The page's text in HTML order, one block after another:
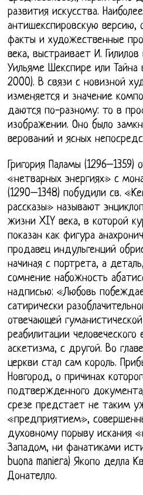
развития искусства.
антишекспировскую версию,
факты и художественные
века, выстраивает И.
Уильяме Шекспире или
2000). В связи с новизной
изменяется и значение
даются по-разному: то в
изображении. Оно было
верований и ясных
Григория Паламы (1296–1359)
«нетварных энергиях» с
(1290–1348) побудили св.
рассказы» называют
жизни XIY века, в которой
показан как фигура
продавец индульгенций
начиная с портрета, а
сомнение набожность
надписью: «Любовь
сатирически
отвечающей
реабилитации
аскетизма, с другой. Во
церкви стал сам король.
Новгород, о причинах
подтвержденного
срезе предстает не таким
«предприятием»,
духовному порыву искания
Западом, ни фанатиками
buona maniera) Якопо делла
Донателло.